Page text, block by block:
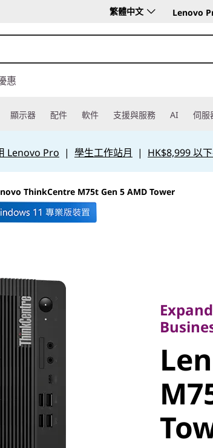
繁體中文 Lenovo
惠
顯示器 配件 軟件 支援與服務 AI 伺服
Lenovo Pro | 學生工作站月 | HK$8,999 以
ThinkCentre M75t Gen 5 AMD Tower